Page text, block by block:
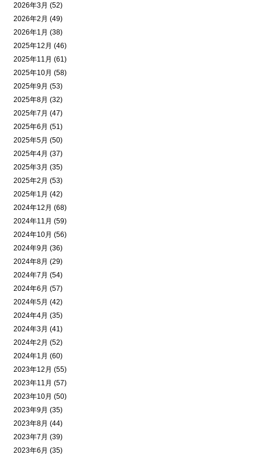
2026年3月 (52)
2026年2月 (49)
2026年1月 (38)
2025年12月 (46)
2025年11月 (61)
2025年10月 (58)
2025年9月 (53)
2025年8月 (32)
2025年7月 (47)
2025年6月 (51)
2025年5月 (50)
2025年4月 (37)
2025年3月 (35)
2025年2月 (53)
2025年1月 (42)
2024年12月 (68)
2024年11月 (59)
2024年10月 (56)
2024年9月 (36)
2024年8月 (29)
2024年7月 (54)
2024年6月 (57)
2024年5月 (42)
2024年4月 (35)
2024年3月 (41)
2024年2月 (52)
2024年1月 (60)
2023年12月 (55)
2023年11月 (57)
2023年10月 (50)
2023年9月 (35)
2023年8月 (44)
2023年7月 (39)
2023年6月 (35)